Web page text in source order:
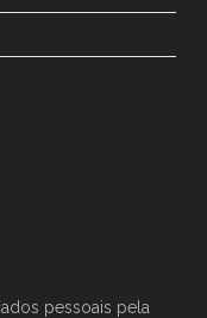
pessoais pela